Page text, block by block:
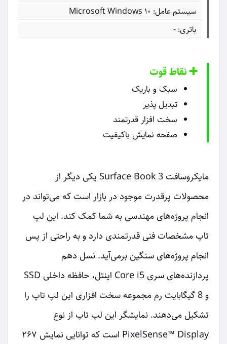
سیستم عامل: Microsoft Windows ۱۰
باتری: -
نقاط قوت
سبک و باریک
تبدیل پذیر
سخت افزار قدرتمند
صفحه نمایش باکیفیت
مایکروسافت 3 Surface Book یکی دیگر از
محصولات پرقدرت موجود در بازار است که می‌تواند در
انجام پروژه‌های مهندسی به شما کمک کند. این لپ
تاپ مشخصات فنی قدرتمندی دارد و به راحتی از پس
انجام پروژه‌های سنگین برمی‌آید. نسل دهم
پردازنده‌های سری Core i5 اینتل، حافظه داخلی SSD
و 8 گیگابایت رم مجموعه سخت افزاری این لپ تاپ را
تشکیل می‌دهند. نمایشگر این لپ تاپ از نوع
PixelSense™ Display است که توانایی نمایش ۲۶۷